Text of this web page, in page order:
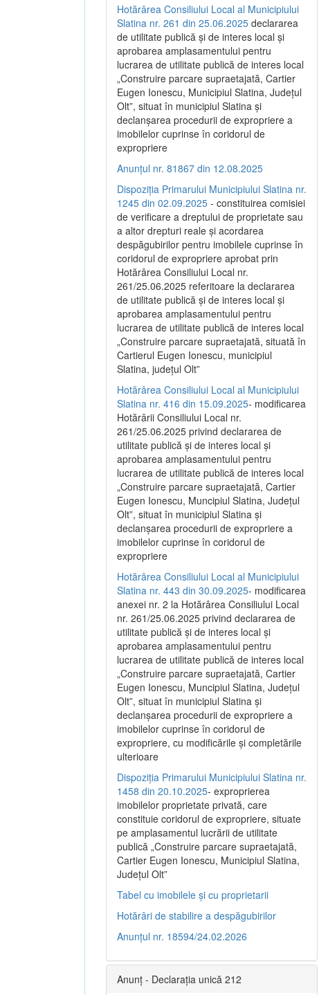
Hotărârea Consiliului Local al Municipiului
Slatina nr. 261 din 25.06.2025 declararea
de utilitate publică și de interes local și
aprobarea amplasamentului pentru
lucrarea de utilitate publică de interes local
„Construire parcare supraetajată, Cartier
Eugen Ionescu, Municipiul Slatina, Județul
Olt”, situat în municipiul Slatina și
declanșarea procedurii de expropriere a
imobilelor cuprinse în coridorul de
expropriere
Anunțul nr. 81867 din 12.08.2025
Dispoziția Primarului Municipiului Slatina nr.
1245 din 02.09.2025 - constituirea comisiei
de verificare a dreptului de proprietate sau
a altor drepturi reale și acordarea
despăgubirilor pentru imobilele cuprinse în
coridorul de expropriere aprobat prin
Hotărârea Consiliului Local nr.
261/25.06.2025 referitoare la declararea
de utilitate publică și de interes local și
aprobarea amplasamentului pentru
lucrarea de utilitate publică de interes local
„Construire parcare supraetajată, situată în
Cartierul Eugen Ionescu, municipiul
Slatina, județul Olt”
Hotărârea Consiliului Local al Municipiului
Slatina nr. 416 din 15.09.2025- modificarea
Hotărârii Consiliului Local nr.
261/25.06.2025 privind declararea de
utilitate publică și de interes local și
aprobarea amplasamentului pentru
lucrarea de utilitate publică de interes local
„Construire parcare supraetajată, Cartier
Eugen Ionescu, Muncipiul Slatina, Județul
Olt”, situat în municipiul Slatina și
declanșarea procedurii de expropriere a
imobilelor cuprinse în coridorul de
expropriere
Hotărârea Consiliului Local al Municipiului
Slatina nr. 443 din 30.09.2025- modificarea
anexei nr. 2 la Hotărârea Consiliului Local
nr. 261/25.06.2025 privind declararea de
utilitate publică şi de interes local şi
aprobarea amplasamentului pentru
lucrarea de utilitate publică de interes local
„Construire parcare supraetajată, Cartier
Eugen Ionescu, Muncipiul Slatina, Judeţul
Olt”, situat în municipiul Slatina şi
declanşarea procedurii de expropriere a
imobilelor cuprinse în coridorul de
expropriere, cu modificările şi completările
ulterioare
Dispoziția Primarului Municipiului Slatina nr.
1458 din 20.10.2025- exproprierea
imobilelor proprietate privată, care
constituie coridorul de expropriere, situate
pe amplasamentul lucrării de utilitate
publică „Construire parcare supraetajată,
Cartier Eugen Ionescu, Municipiul Slatina,
Județul Olt”
Tabel cu imobilele și cu proprietarii
Hotărâri de stabilire a despăgubirilor
Anunțul nr. 18594/24.02.2026
Anunț - Declarația unică 212